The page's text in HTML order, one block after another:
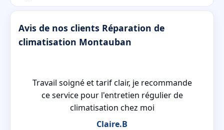
Avis de nos clients Réparation de
climatisation Montauban
Travail soigné et tarif clair, je recommande
ce service pour l'entretien régulier de
climatisation chez moi
Claire.B